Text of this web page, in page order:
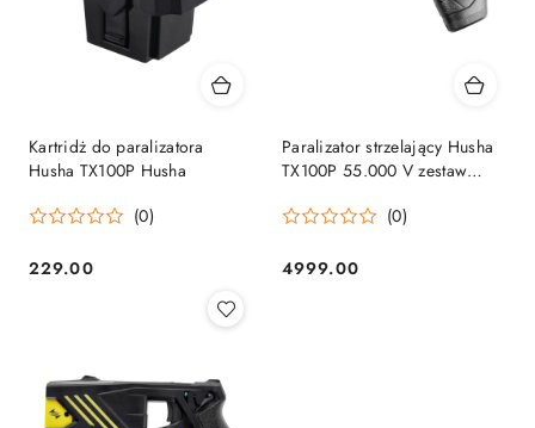
Kartridż do paralizatora
Husha TX100P Husha
(0)
Cena:
229.00
Paralizator strzelający Husha
TX100P 55.000 V zestaw
kabury, cztery kartridże,
(0)
Cena:
4999.00